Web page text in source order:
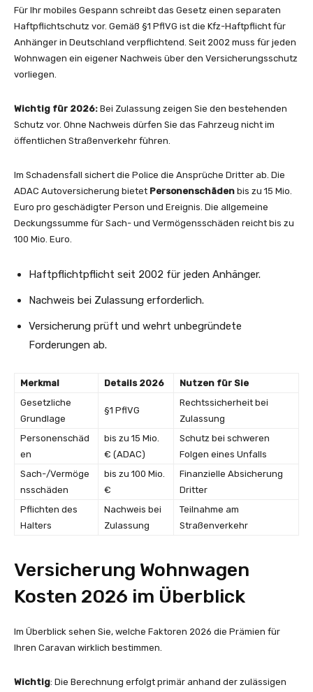
Für Ihr mobiles Gespann schreibt das Gesetz einen separaten
Haftpflichtschutz vor. Gemäß §1 PflVG ist die Kfz-Haftpflicht für
Anhänger in Deutschland verpflichtend. Seit 2002 muss für jeden
Wohnwagen ein eigener Nachweis über den Versicherungsschutz
vorliegen.
Wichtig für 2026: Bei Zulassung zeigen Sie den bestehenden
Schutz vor. Ohne Nachweis dürfen Sie das Fahrzeug nicht im
öffentlichen Straßenverkehr führen.
Im Schadensfall sichert die Police die Ansprüche Dritter ab. Die
ADAC Autoversicherung bietet Personenschäden bis zu 15 Mio.
Euro pro geschädigter Person und Ereignis. Die allgemeine
Deckungssumme für Sach- und Vermögensschäden reicht bis zu
100 Mio. Euro.
Haftpflichtpflicht seit 2002 für jeden Anhänger.
Nachweis bei Zulassung erforderlich.
Versicherung prüft und wehrt unbegründete
Forderungen ab.
Merkmal Details 2026
Nutzen für Sie
Gesetzliche
Grundlage
§1 PflVG
Rechtssicherheit bei
Zulassung
Personenschäd
en
bis zu 15 Mio.
€ (ADAC)
Schutz bei schweren
Folgen eines Unfalls
Sach-/Vermöge
nsschäden
bis zu 100 Mio.
€
Finanzielle Absicherung
Dritter
Pflichten des
Halters
Nachweis bei
Zulassung
Teilnahme am
Straßenverkehr
Versicherung Wohnwagen
Kosten 2026 im Überblick
Im Überblick sehen Sie, welche Faktoren 2026 die Prämien für
Ihren Caravan wirklich bestimmen.
Wichtig: Die Berechnung erfolgt primär anhand der zulässigen